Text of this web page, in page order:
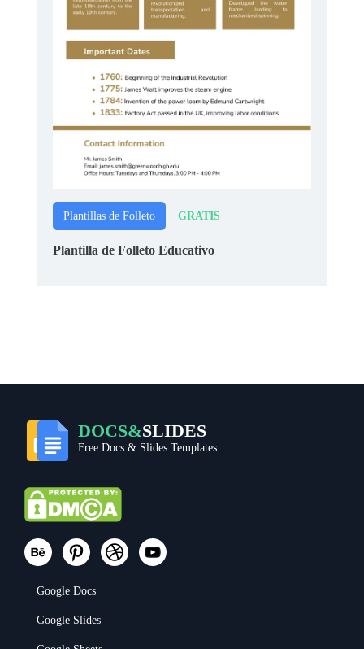
Plantillas de Folleto GRATIS
Plantilla de Folleto Educativo
DOCS&SLIDES
Free Docs & Slides Templates
Google Docs
Google Slides